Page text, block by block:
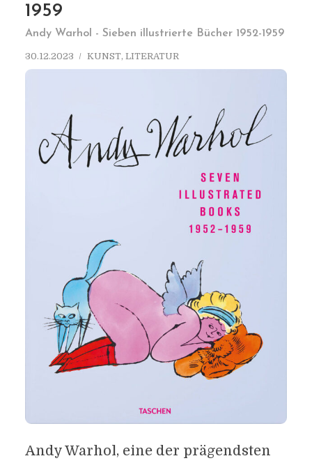
1959
Andy Warhol - Sieben illustrierte Bücher 1952-1959
30.12.2023 KUNST, LITERATUR
Andy Warhol, eine der prägendsten